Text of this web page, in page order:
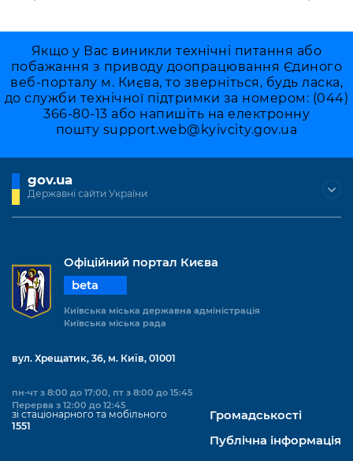
Якщо у Вас виникли технічні питання або
побажання з приводу доопрацювання Єдиного
веб-порталу м. Києва, то зверніться, будь ласка,
до служби технічної підтримки за номером: (044)
366-80-13 або напишіть на електронну
пошту support.web@kyivcity.gov.ua
gov.ua
Державні сайти України
Офіційний портал Києва
beta
Київська міська державна адміністрація
Київська міська рада
вул. Хрещатик, 36, м. Київ, 01001
пн-чт з 8:00 до 17:00, пт з 8:00 до 15:45
Перерва з 12:00 до 12:45
зі стаціонарного та мобільного
1551
Громадськості
Публічна інформація